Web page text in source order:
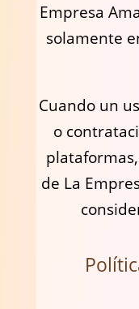
Empresa
solamente
Cuando un
o
de La